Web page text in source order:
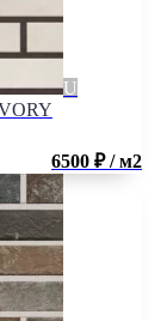
6500 ₽ / м2